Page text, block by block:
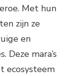
Met hun
zijn ze
en
Deze mara’s
ecosysteem